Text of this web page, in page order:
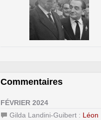
Commentaires
FÉVRIER 2024
Gilda Landini-Guibert : Léon